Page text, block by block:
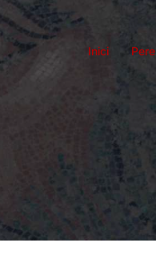
Inici